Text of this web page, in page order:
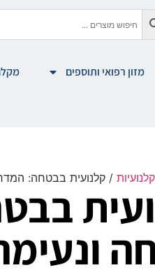
מזון רפואי ותוספים
קלנועיות / קלנועית בבטחה: